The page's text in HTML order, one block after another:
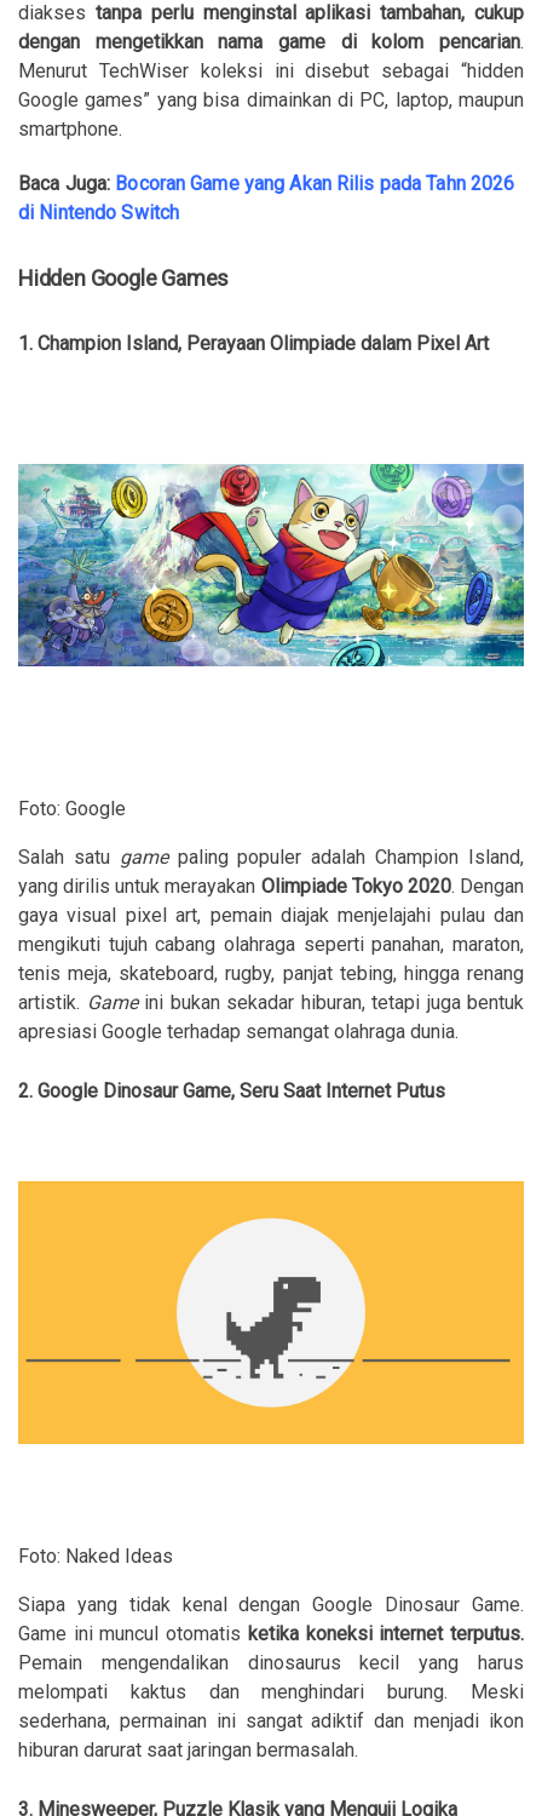
diakses tanpa perlu menginstal aplikasi tambahan, cukup
dengan mengetikkan nama game di kolom pencarian.
Menurut TechWiser koleksi ini disebut sebagai “hidden
Google games” yang bisa dimainkan di PC, laptop, maupun
smartphone.
Baca Juga: Bocoran Game yang Akan Rilis pada Tahn 2026
di Nintendo Switch
Hidden Google Games
1. Champion Island, Perayaan Olimpiade dalam Pixel Art
Foto: Google
Salah satu gamepaling populer adalah Champion Island,
yang dirilis untuk merayakan Olimpiade Tokyo 2020. Dengan
gaya visual pixel art, pemain diajak menjelajahi pulau dan
mengikuti tujuh cabang olahraga seperti panahan, maraton,
tenis meja, skateboard, rugby, panjat tebing, hingga renang
artistik. Gameini bukan sekadar hiburan, tetapi juga bentuk
apresiasi Google terhadap semangat olahraga dunia.
2. Google Dinosaur Game, Seru Saat Internet Putus
Foto: Naked Ideas
Siapa yang tidak kenal dengan Google Dinosaur Game.
Game ini muncul otomatis ketika koneksi internet terputus.
Pemain mengendalikan dinosaurus kecil yang harus
melompati kaktus dan menghindari burung. Meski
sederhana, permainan ini sangat adiktif dan menjadi ikon
hiburan darurat saat jaringan bermasalah.
3. Minesweeper, Puzzle Klasik yang Menguji Logika